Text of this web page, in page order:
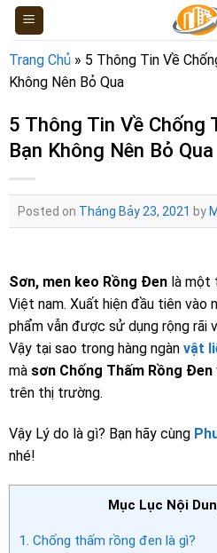
Skip
content
Trang Chủ » 5 Thông Tin Về
Không Nên Bỏ Qua
5 Thông Tin Về Chống
Bạn Không Nên Bỏ Qua
Posted on Tháng Bảy 23, 2021 by
Sơn, men keo Rồng Đen là một
Việt nam. Xuất hiện đầu tiên vào
phẩm vẫn được sử dụng rộng rãi
Vậy tại sao trong hàng ngàn vật
mà sơn Chống Thấm Rồng Đen
trên thị trường.
Vậy Lý do là gì? Bạn hãy cùng
nhé!
Mục Lục Nội
1. Chống thấm rồng đen là gì?